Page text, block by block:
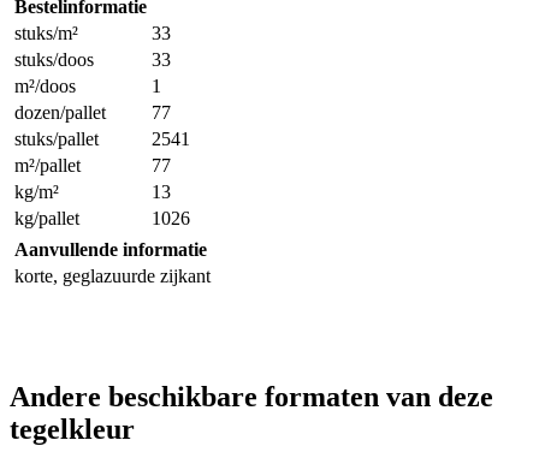
Bestelinformatie
stuks/m²
33
stuks/doos
33
m²/doos
1
dozen/pallet
77
stuks/pallet
2541
m²/pallet
77
kg/m²
13
kg/pallet
1026
Aanvullende informatie
korte, geglazuurde zijkant
Andere beschikbare formaten van deze
tegelkleur